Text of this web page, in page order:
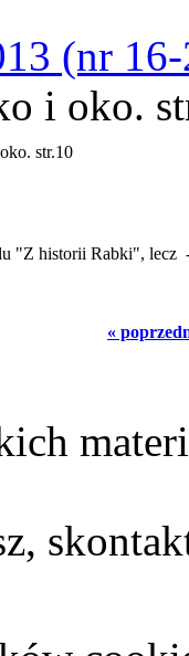
(nr
i oko.
str.10
"Z historii Rabki", lecz
«